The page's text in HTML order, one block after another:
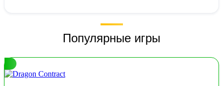
Популярные игры